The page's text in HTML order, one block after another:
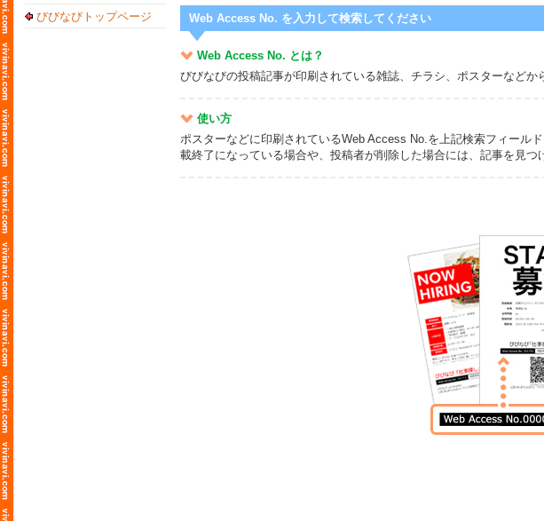
びびなびトップページ
Web Access No. を入力して検索してください
Web Access No. とは？
びびなびの投稿記事が印刷されている雑誌、チラシ、ポスターなど
使い方
ポスターなどに印刷されているWeb Access No.を上記検索フィール
載終了になっている場合や、投稿者が削除した場合には、記事を見